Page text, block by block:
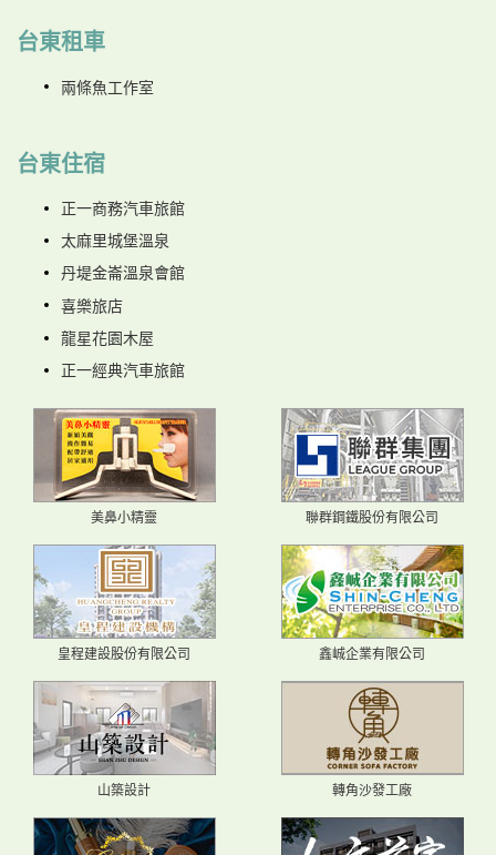
台東租車
兩條魚工作室
台東住宿
正一商務汽車旅館
太麻里城堡溫泉
丹堤金崙溫泉會館
喜樂旅店
龍星花園木屋
正一經典汽車旅館
美鼻小精靈 聯群鋼鐵股份有限公司
皇程建設股份有限公司 鑫峸企業有限公司
山築設計 轉角沙發工廠